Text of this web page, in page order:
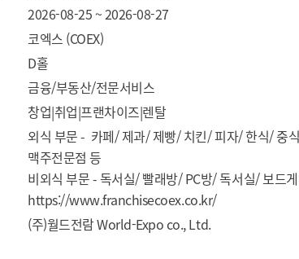
2026-08-25 ~ 2026-08-27
코엑스 (COEX)
D홀
금융/부동산/전문서비스
창업|취업|프랜차이즈|렌탈
외식 부문 -  카페/ 제과/ 제빵/ 치킨/ 피자/ 한식/ 중
맥주전문점 등
비외식 부문 - 독서실/ 빨래방/ PC방/ 독서실/ 보드게
창업컨설팅 등
도소매 부문 - 편의점/ 무점포사업/ 자동판매기기 등
https://www.franchisecoex.co.kr/
(주)월드전람 World-Expo co., Ltd.